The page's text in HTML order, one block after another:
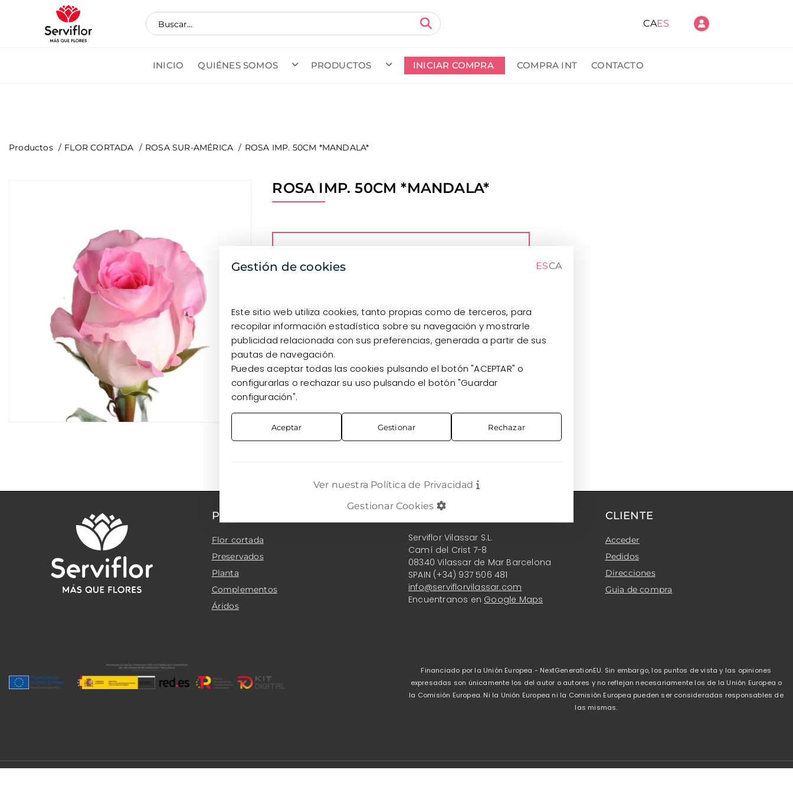
CAES
INICIO QUIÉNES SOMOS PRODUCTOS INICIAR COMPRA COMPRA INT CONTACTO
Productos FLOR CORTADA ROSA SUR-AMÉRICA ROSA IMP. 50CM *MANDALA*
ROSA IMP. 50CM *MANDALA*
disponibilidad, debes estar registrado como cliente.
Gestión de cookies ESCA
Este sitio web utiliza cookies, tanto propias como de terceros, para
recopilar información estadística sobre su navegación y mostrarle
publicidad relacionada con sus preferencias, generada a partir de sus
pautas de navegación.
Puedes aceptar todas las cookies pulsando el botón "ACEPTAR" o
configurarlas o rechazar su uso pulsando el botón "Guardar
configuración".
Aceptar Gestionar Rechazar
Ver nuestra Política de Privacidad
Gestionar Cookies
PRODUCTOS
Flor cortada
Preservados
Planta
Complementos
Áridos
Serviflor Vilassar S.L.
Camí del Crist 7-8
08340 Vilassar de Mar Barcelona
SPAIN (+34) 937 506 481
info@serviflorvilassar.com
Encuentranos en Google Maps
CLIENTE
Acceder
Pedidos
Direcciones
Guia de compra
Financiado por la Unión Europea - NextGenerationEU. Sin embargo, los puntos de vista y las opiniones
expresadas son únicamente los del autor o autores y no reflejan necesariamente los de la Unión Europea o
la Comisión Europea. Ni la Unión Europea ni la Comisión Europea pueden ser consideradas responsables de
las mismas.